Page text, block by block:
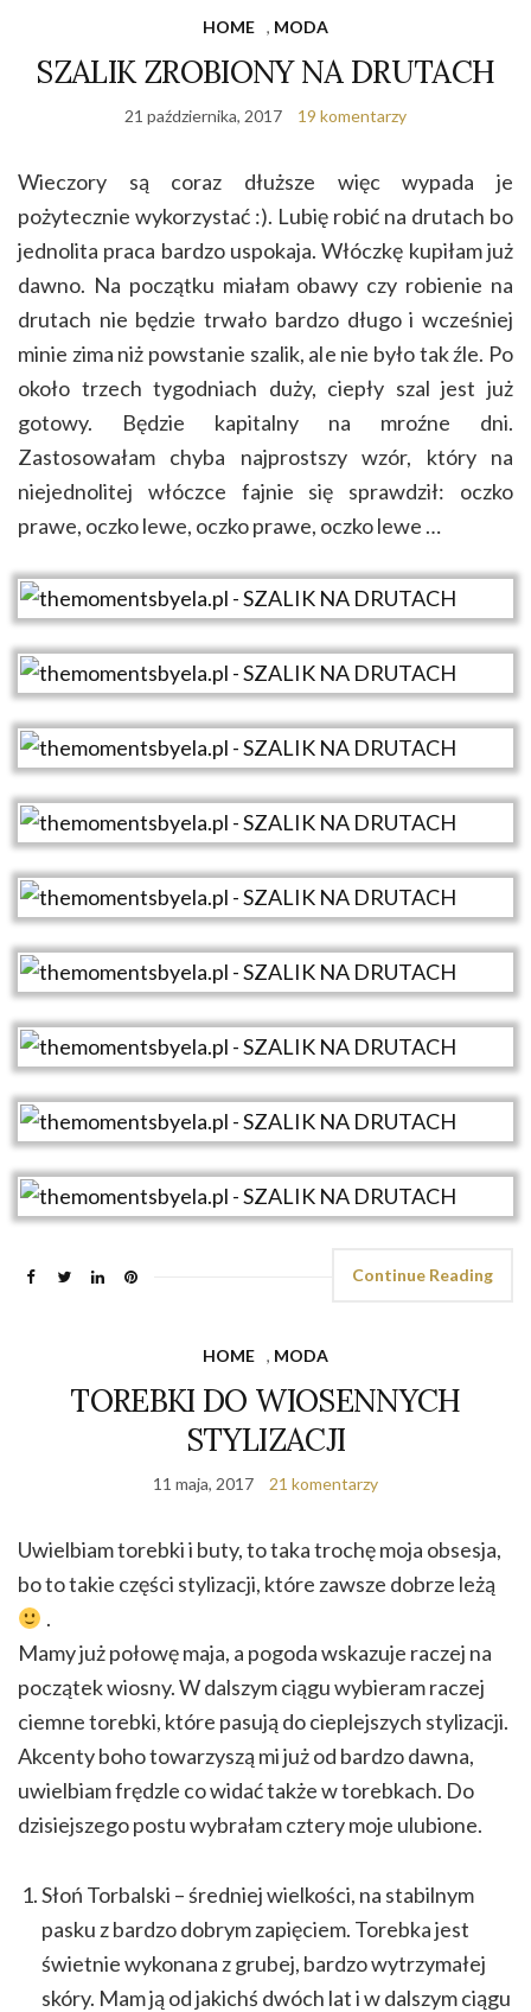
HOME , MODA
SZALIK ZROBIONY NA DRUTACH
21 października, 2017 19 komentarzy
Wieczory są coraz dłuższe więc wypada je
pożytecznie wykorzystać :). Lubię robić na drutach bo
jednolita praca bardzo uspokaja. Włóczkę kupiłam już
dawno. Na początku miałam obawy czy robienie na
drutach nie będzie trwało bardzo długo i wcześniej
minie zima niż powstanie szalik, ale nie było tak źle. Po
około trzech tygodniach duży, ciepły szal jest już
gotowy. Będzie kapitalny na mroźne dni.
Zastosowałam chyba najprostszy wzór, który na
niejednolitej włóczce fajnie się sprawdził: oczko
prawe, oczko lewe, oczko prawe, oczko lewe …
Continue Reading
HOME , MODA
TOREBKI DO WIOSENNYCH
STYLIZACJI
11 maja, 2017 21 komentarzy
Uwielbiam torebki i buty, to taka trochę moja obsesja,
bo to takie części stylizacji, które zawsze dobrze leżą
.
Mamy już połowę maja, a pogoda wskazuje raczej na
początek wiosny. W dalszym ciągu wybieram raczej
ciemne torebki, które pasują do cieplejszych stylizacji.
Akcenty boho towarzyszą mi już od bardzo dawna,
uwielbiam frędzle co widać także w torebkach. Do
dzisiejszego postu wybrałam cztery moje ulubione.
Słoń Torbalski – średniej wielkości, na stabilnym
pasku z bardzo dobrym zapięciem. Torebka jest
świetnie wykonana z grubej, bardzo wytrzymałej
skóry. Mam ją od jakichś dwóch lat i w dalszym ciągu